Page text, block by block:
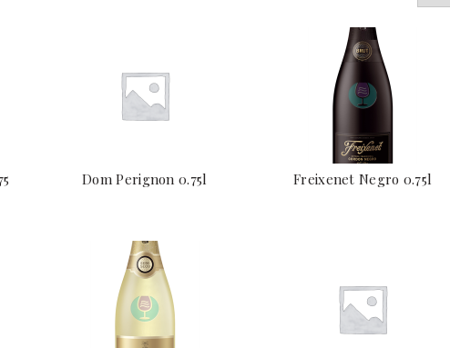
Dom Perignon 0.75l Freixenet Negro 0.75l